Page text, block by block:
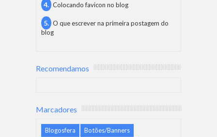
Colocando favicon no blog
O que escrever na primeira postagem do
blog
Recomendamos
Marcadores
Blogosfera
Botões/Banners